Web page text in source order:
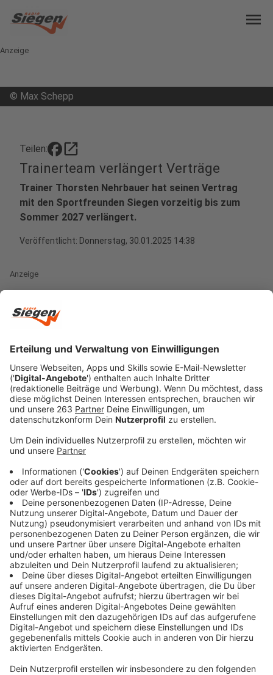
menu
Anzeige
© Max Schepp
Teilen: open_in_new
Trainerteam verlängert Verträge
Trainer Thorsten Nehrbauer hat seinen Vertrag
mit den Sportfreunden Siegen vorzeitig bis zum
Sommer 2027 verlängert.
Veröffentlicht: Donnerstag, 30.01.2025 14:38
Anzeige
Thorsten Nehrbauer und Sergen Yesilcay bleiben über
der Sportfreunde Siegen hat seine Verträge
ligaunabhängig vorzeitig um zwei Jahre bis 2027
verlängert. Seit Anfang Oktober 2023 zeichnet sich
das Duo bereits an der Leimbachtaler Seitenlinie
verantwortlich und wird auch zukünftig die
Krönchenkicker betreuen. „Für langfristigen Erfolg ist
Kontinuität im Team unabdingbar. Ich freue mich daher
sehr, dass wir Thorsten Nehrbauer und Sergen Yesilcay
um zwei weitere Jahre verlängern konnten“, sagt
Siegens Erster Vorsitzender Roland Schöler nach dem
Trocknen der Tinte auf der Geschäftsstelle. „Die
Handschrift der beiden ist klar zu erkennen; jeder
Einzelne entwickelt sich, sichtbar für alle, weiter.“
Anzeige
"Mit Haut und Haaren verschrieben"
Anzeige
Geschäftsführer Matthias Georg teilt diese